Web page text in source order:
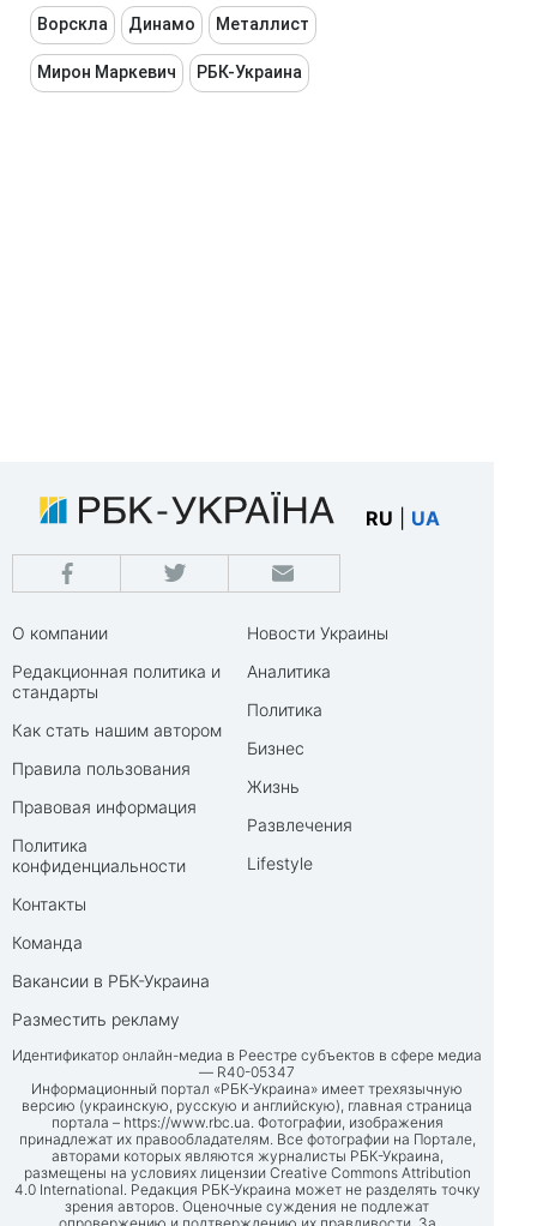
Ворскла Динамо Металлист
Мирон Маркевич РБК-Украина
RU UA
О компании
Редакционная политика и
стандарты
Как стать нашим автором
Правила пользования
Правовая информация
Политика
конфиденциальности
Контакты
Команда
Вакансии в РБК-Украина
Разместить рекламу
Новости Украины
Аналитика
Политика
Бизнес
Жизнь
Развлечения
Lifestyle
Идентификатор онлайн-медиа в Реестре субъектов в сфере медиа
— R40-05347
Информационный портал «РБК-Украина» имеет трехязычную
версию (украинскую, русскую и английскую), главная страница
портала – https://www.rbc.ua. Фотографии, изображения
принадлежат их правообладателям. Все фотографии на Портале,
авторами которых являются журналисты РБК-Украина,
размещены на условиях лицензии Creative Commons Attribution
4.0 International. Редакция РБК-Украина может не разделять точку
зрения авторов. Оценочные суждения не подлежат